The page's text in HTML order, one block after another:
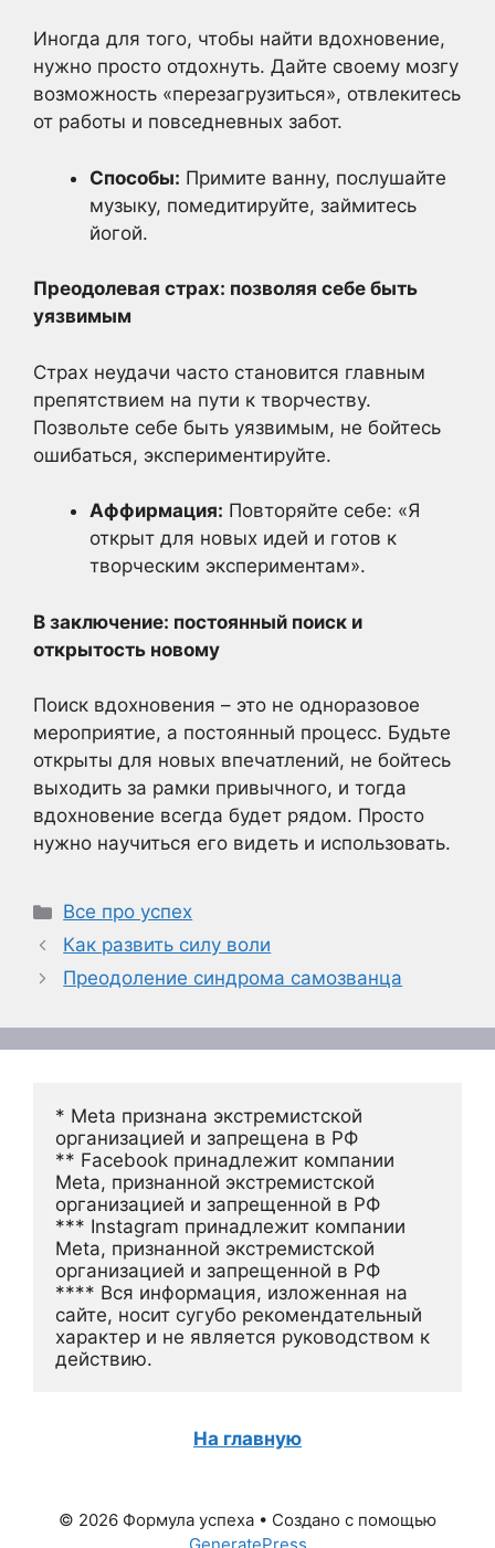
Иногда для того, чтобы найти вдохновение,
нужно просто отдохнуть. Дайте своему мозгу
возможность «перезагрузиться», отвлекитесь
от работы и повседневных забот.
Способы: Примите ванну, послушайте
музыку, помедитируйте, займитесь
йогой.
Преодолевая страх: позволяя себе быть
уязвимым
Страх неудачи часто становится главным
препятствием на пути к творчеству.
Позвольте себе быть уязвимым, не бойтесь
ошибаться, экспериментируйте.
Аффирмация: Повторяйте себе: «Я
открыт для новых идей и готов к
творческим экспериментам».
В заключение: постоянный поиск и
открытость новому
Поиск вдохновения – это не одноразовое
мероприятие, а постоянный процесс. Будьте
открыты для новых впечатлений, не бойтесь
выходить за рамки привычного, и тогда
вдохновение всегда будет рядом. Просто
нужно научиться его видеть и использовать.
Рубрики
Все про успех
Как развить силу воли
Преодоление синдрома самозванца
* Meta признана экстремистской
организацией и запрещена в РФ
** Facebook принадлежит компании
Meta, признанной экстремистской
организацией и запрещенной в РФ
*** Instagram принадлежит компании
Meta, признанной экстремистской
организацией и запрещенной в РФ
**** Вся информация, изложенная на
сайте, носит сугубо рекомендательный
характер и не является руководством к
действию.
На главную
© 2026 Формула успеха • Создано с помощью